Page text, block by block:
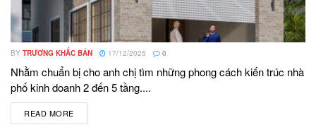
BY TRƯƠNG KHẮC BẢN 17/12/2025 0
Nhằm chuẩn bị cho anh chị tìm những phong cách kiến trúc nhà
phố kinh doanh 2 đến 5 tầng....
READ MORE